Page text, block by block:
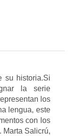
su historia.Si
la serie
los
lengua, este
con los
Marta Salicrú,